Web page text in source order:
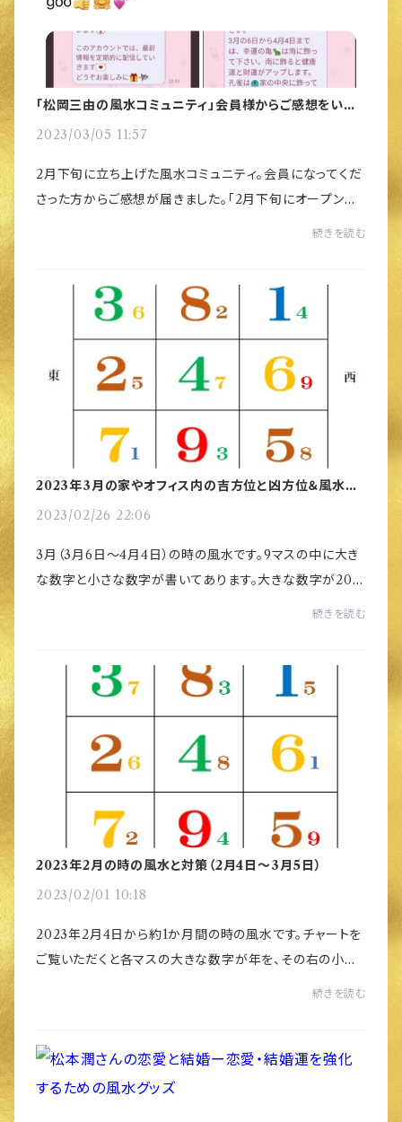
「松岡三由の風水コミュニティ」会員様からご感想をいた
2023/03/05 11:57
2月下旬に立ち上げた風水コミュニティ。会員になってくだ
さった方からご感想が届きました。「2月下旬にオープンさ
れた風水等の松岡三由先生の風水コミュニティに入会。ワ
続きを読む
2023年3月の家やオフィス内の吉方位と凶方位＆風水対
2023/02/26 22:06
3月（3月6日～4月4日）の時の風水です。9マスの中に大き
な数字と小さな数字が書いてあります。大きな数字が202
3年の星を表し、小さな数字が月の星を表しています。羅盤
続きを読む
2023年2月の時の風水と対策（2月4日～3月5日）
2023/02/01 10:18
2023年2月4日から約1か月間の時の風水です。チャートを
ご覧いただくと各マスの大きな数字が年を、その右の小さ
な数字が月を表します。この２つの星の影響を読み取り、家
続きを読む